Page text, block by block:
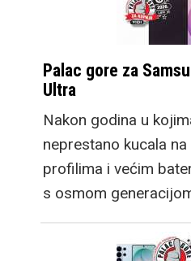
Palac gore za
Ultra
Nakon godina u
neprestano kucala
profilima i većim
s osmom